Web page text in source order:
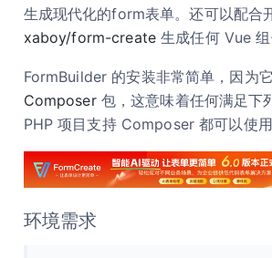
生成现代化的form表单。还可以配合
xaboy/form-create生成任何 Vue
FormBuilder 的安装非常简单，因为
Composer包，这意味着任何满足下
PHP 项目支持 Composer 都可以使用
环境需求